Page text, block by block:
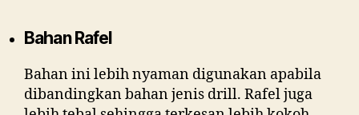
Bahan Rafel
Bahan ini lebih nyaman digunakan apabila
dibandingkan bahan jenis drill. Rafel juga